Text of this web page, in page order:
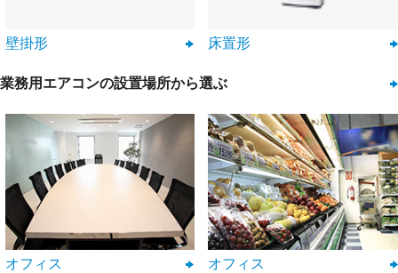
壁掛形 床置形
業務用エアコンの設置場所から選ぶ
オフィス オフィス